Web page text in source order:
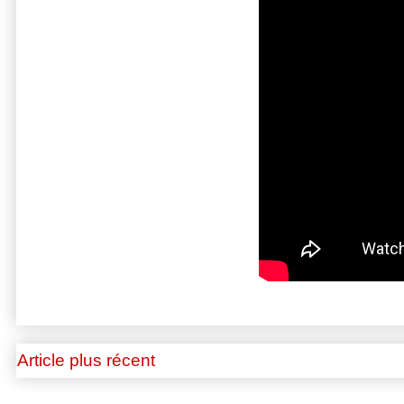
Article plus récent